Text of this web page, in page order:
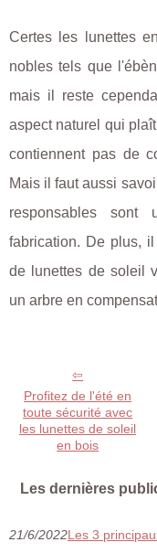
Certes les lunettes
nobles tels que
mais il reste
aspect naturel qui
contiennent pas de
Mais il faut aussi
responsables
fabrication. De plus,
de lunettes de soleil
un arbre en
Profitez de l'été en
toute sécurité avec
les lunettes de soleil
en bois
Les dernières
21/6/2022Les 3